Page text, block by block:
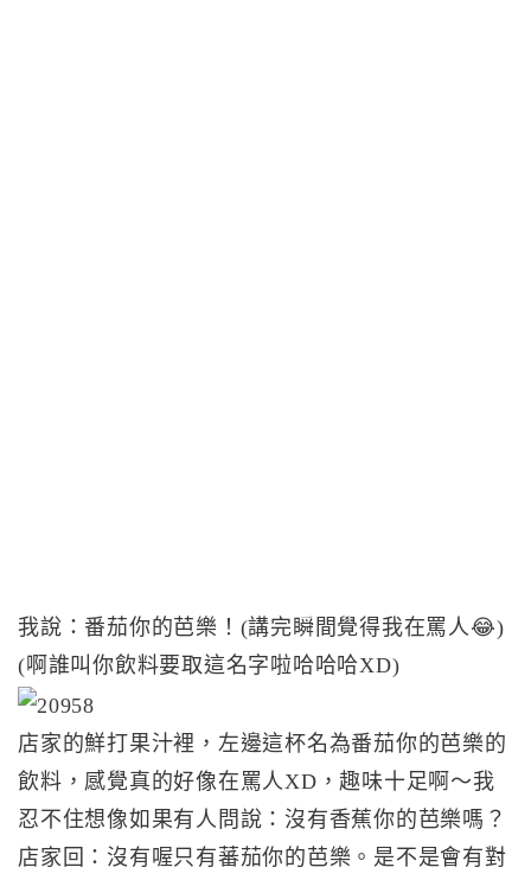
我說：番茄你的芭樂！(講完瞬間覺得我在罵人😂)
(啊誰叫你飲料要取這名字啦哈哈哈XD)
店家的鮮打果汁裡，左邊這杯名為番茄你的芭樂的
飲料，感覺真的好像在罵人XD，趣味十足啊～我
忍不住想像如果有人問說：沒有香蕉你的芭樂嗎？
店家回：沒有喔只有蕃茄你的芭樂。是不是會有對